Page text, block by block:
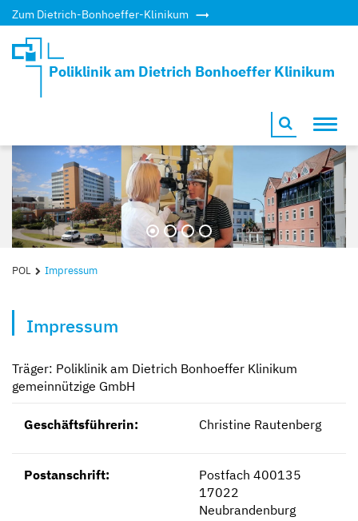
Zum Dietrich-Bonhoeffer-Klinikum
Poliklinik am Dietrich Bonhoeffer Klinikum
Previous Next
POL Impressum
Impressum
Träger: Poliklinik am Dietrich Bonhoeffer Klinikum
gemeinnützige GmbH
Geschäftsführerin: Christine Rautenberg
Postanschrift:
Postfach 400135
17022
Neubrandenburg